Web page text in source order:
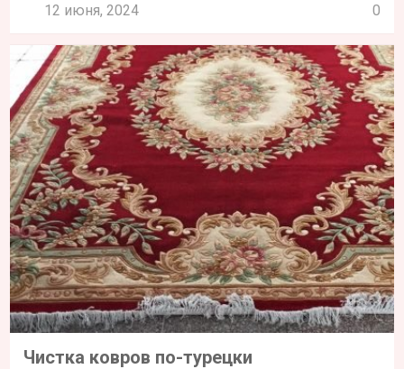
12 июня, 2024 0
Чистка ковров по-турецки